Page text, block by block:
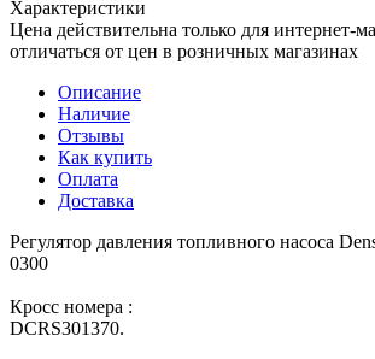
Характеристики
Цена действительна только для интернет-
отличаться от цен в розничных магазинах
Описание
Наличие
Отзывы
Как купить
Оплата
Доставка
Регулятор давления топливного насоса
0300
Кросс номера :
DCRS301370.